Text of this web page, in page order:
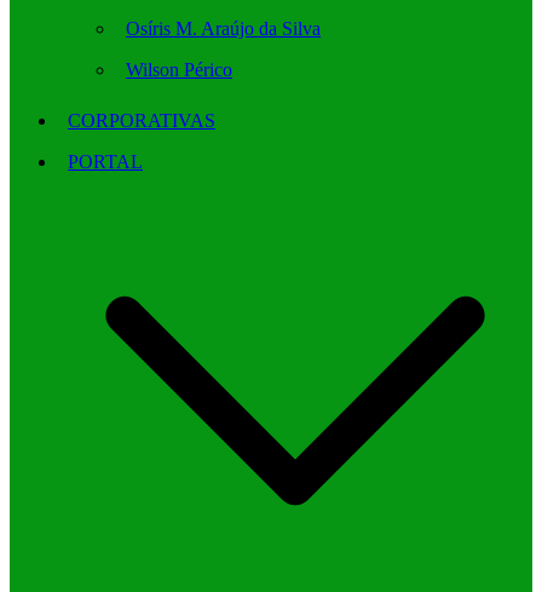
Osíris M. Araújo da Silva
Wilson Périco
CORPORATIVAS
PORTAL